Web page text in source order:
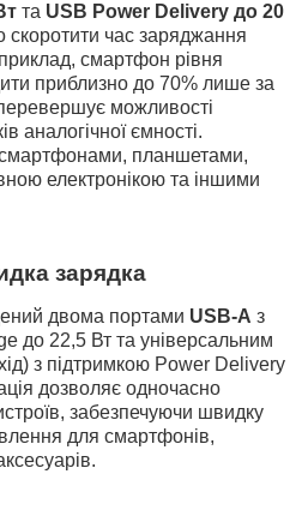
та USB Power Delivery до 20
скоротити час заряджання
смартфон рівня
приблизно до 70% лише за
можливості
аналогічної ємності.
смартфонами, планшетами,
електронікою та іншими
зарядка
двома портами USB-A з
до 22,5 Вт та універсальним
з підтримкою Power Delivery
дозволяє одночасно
забезпечуючи швидку
для смартфонів,